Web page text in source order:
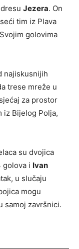
Jezera. On
tim iz Plava
golovima
najiskusnijih
trese mreže u
za prostor
iz Bijelog Polja,
su dvojica
golova i Ivan
u slučaju
mogu
samoj završnici.